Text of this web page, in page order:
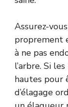
Assurez-
proprement
à ne pas
l’arbre. Si
hautes pour
d’élagage